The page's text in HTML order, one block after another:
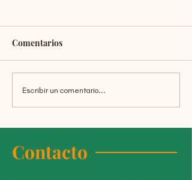
Convocatoria 2026 -
Programa de
Comentarios
Escribir un comentario...
Contacto